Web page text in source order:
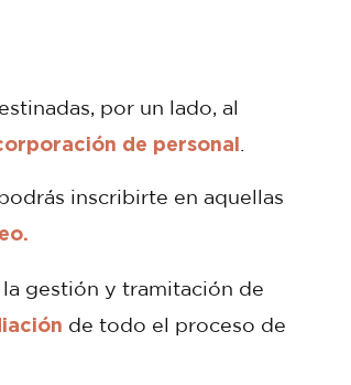
por un lado, al
de personal.
inscribirte en aquellas
gestión y tramitación de
de todo el proceso de